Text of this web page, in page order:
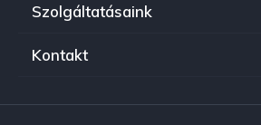
Szolgáltatásaink
Kontakt